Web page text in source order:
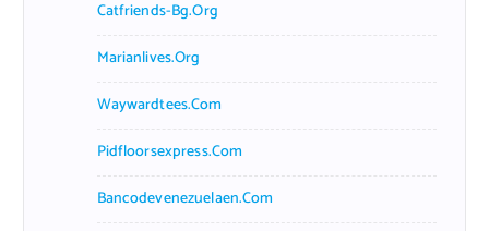
Catfriends-Bg.org
Marianlives.org
Waywardtees.com
Pidfloorsexpress.com
Bancodevenezuelaen.com